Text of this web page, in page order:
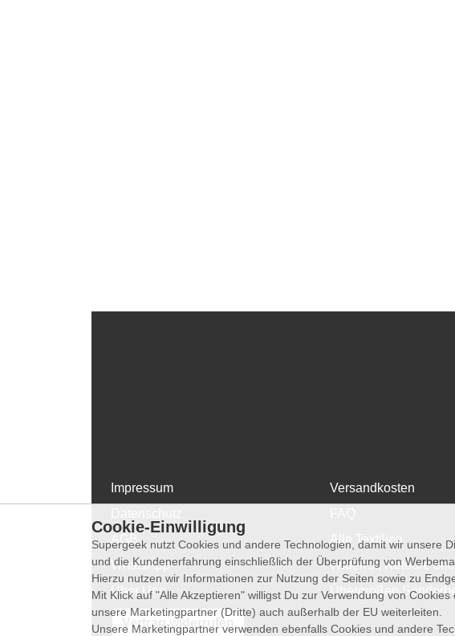
Impressum
WhatsApp
Über Uns
Versandkosten
Alle Textilien
Widerruf, Retoure
Übergrößen
Vertrag widerrufen
Cookie-Einwilligung
Supergeek nutzt Cookies und andere Technologien, damit wir unsere
und die Kundenerfahrung einschließlich der Überprüfung von
Hierzu nutzen wir Informationen zur Nutzung der Seiten sowie zu
Mit Klick auf "Alle Akzeptieren" willigst Du zur Verwendung von
unsere Marketingpartner (Dritte) auch außerhalb der EU weiterleiten.
Unsere Marketingpartner verwenden ebenfalls Cookies und andere